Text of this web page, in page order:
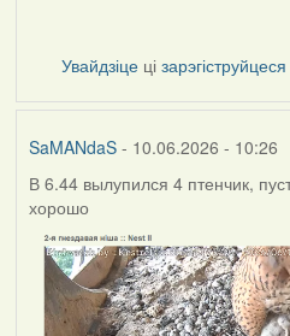
Увайдзіце цізарэгіструйцеся
SaMANdaS- 10.06.2026 - 10:26
В 6.44 вылупился 4 птенчик,
хорошо